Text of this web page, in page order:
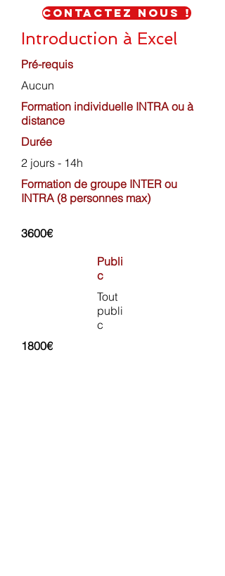
contactez nous !
Introduction à Excel
Pré-requis
Aucun
Formation individuelle INTRA ou à
distance
Durée
2 jours - 14h
Formation de groupe INTER ou
INTRA (8 personnes max)
3600€
Tout
publi
c
Publi
c
1800€